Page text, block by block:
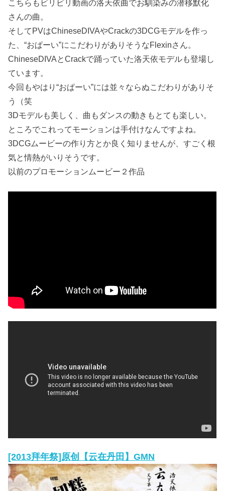
こちらもビリビリ動画の洛天依曲でお馴染みの潜移默化
さんの曲。
そしてPVはChineseDIVAやCrackの3DCGモデルを作っ
た、“おぱーい”にこだわりがありそうなFlexinさん。
ChineseDIVAとCrackで踊っていた洛天依モデルも登場し
ています。
今回もやはり“おぱーい”には並々ならぬこだわりがありそ
う（笑
3Dモデルも美しく、曲もダンスの動きもとても楽しい。
ところでこれってモーションは手付けなんですよね。
3DCGムービーの作り方とか良く知りませんが、すごく根
気と情熱がいりそうです。
以前のプロモーションムービー２作品
[2013拜年祭]原创【云在丹田】GMN